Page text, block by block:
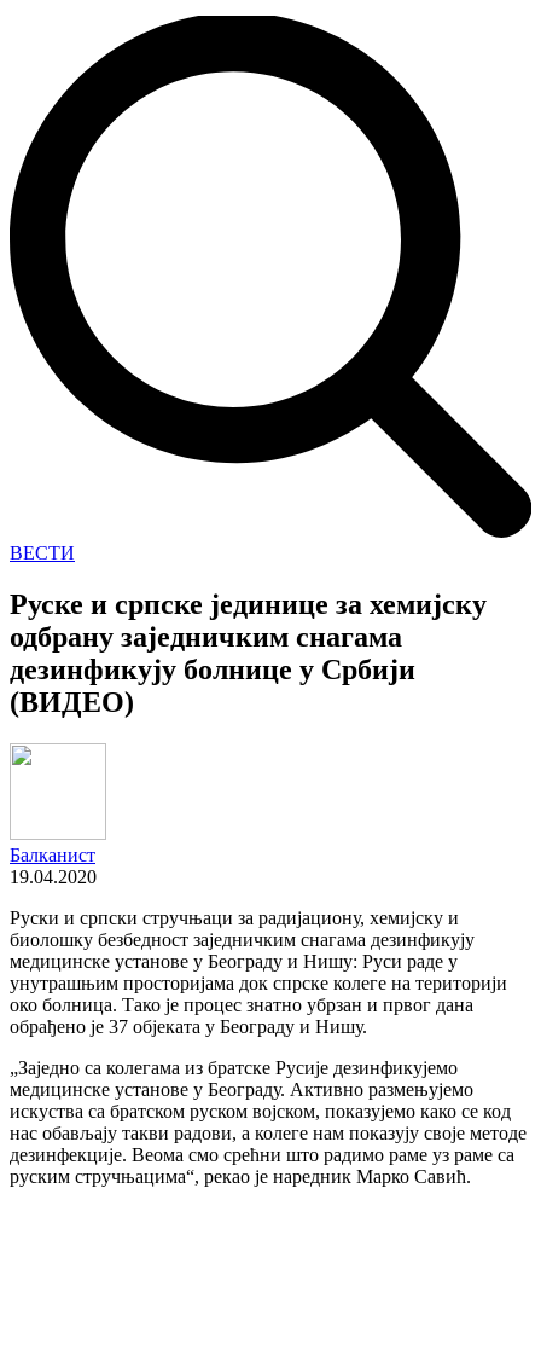
ВЕСТИ
Руске и српске јединице за хемијску
одбрану заједничким снагама
дезинфикују болнице у Србији
(ВИДЕО)
Балканист
19.04.2020
Руски и српски стручњаци за радијациону, хемијску и
биолошку безбедност заједничким снагама дезинфикују
медицинске установе у Београду и Нишу: Руси раде у
унутрашњим просторијама док спрске колеге на територији
око болница. Тако је процес знатно убрзан и првог дана
обрађено је 37 објеката у Београду и Нишу.
„Заједно са колегама из братске Русије дезинфикујемо
медицинске установе у Београду. Активно размењујемо
искуства са братском руском војском, показујемо како се код
нас обављају такви радови, а колеге нам показују своје методе
дезинфекције. Веома смо срећни што радимо раме уз раме са
руским стручњацима“, рекао је наредник Марко Савић.